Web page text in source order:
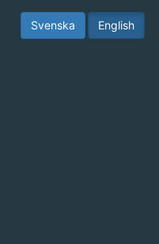
English
Svenska